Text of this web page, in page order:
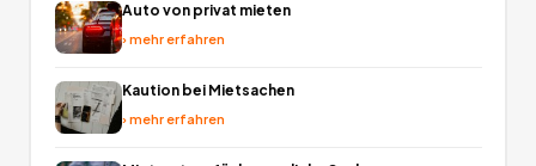
Auto von privat mieten
›mehr erfahren
Kaution bei Mietsachen
›mehr erfahren